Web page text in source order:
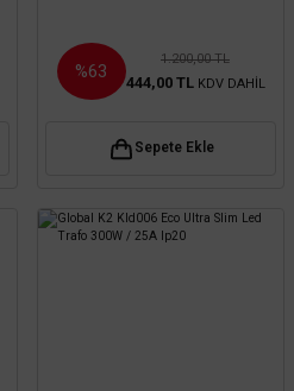
%63
1.200,00 TL
444,00 TL KDV DAHİL
Sepete Ekle